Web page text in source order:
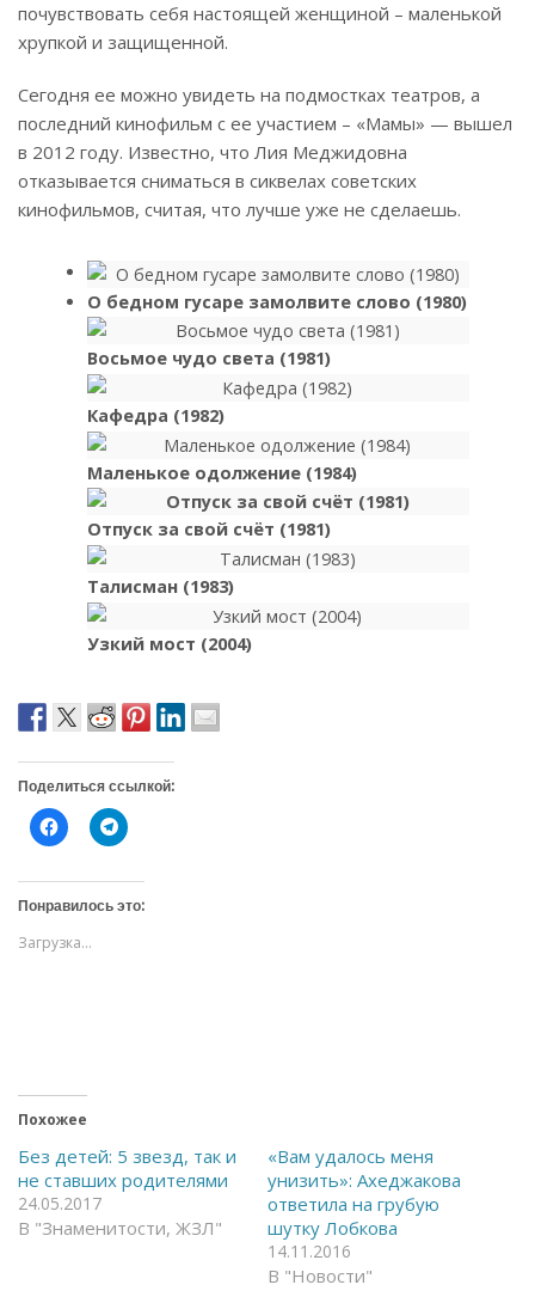
почувствовать себя настоящей женщиной – маленькой
хрупкой и защищенной.
Сегодня ее можно увидеть на подмостках театров, а
последний кинофильм с ее участием – «Мамы» — вышел
в 2012 году. Известно, что Лия Меджидовна
отказывается сниматься в сиквелах советских
кинофильмов, считая, что лучше уже не сделаешь.
О бедном гусаре замолвите слово (1980)
Восьмое чудо света (1981)
Кафедра (1982)
Маленькое одолжение (1984)
Отпуск за свой счёт (1981)
Талисман (1983)
Узкий мост (2004)
Поделиться ссылкой:
Н
а
и
т
е
ч
т
ь
а
F
a
c
e
b
Н
а
и
т
е
с
я
в
T
l
Понравилось это:
Загрузка...
Похожее
Без детей: 5 звезд, так и
не ставших родителями
24.05.2017
В "Знаменитости, ЖЗЛ"
«Вам удалось меня
унизить»: Ахеджакова
ответила на грубую
шутку Лобкова
14.11.2016
В "Новости"